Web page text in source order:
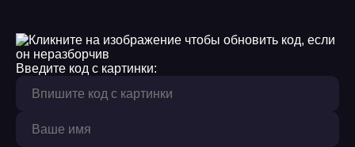
Введите код с картинки: